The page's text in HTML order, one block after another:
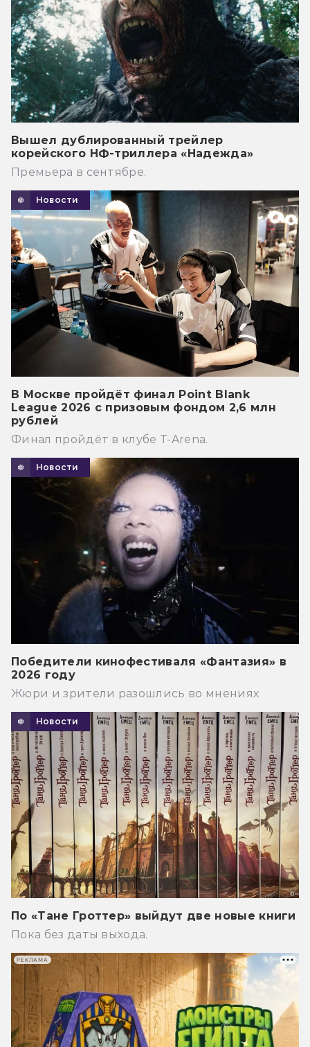
Вышел дублированный трейлер
корейского НФ-триллера «Надежда»
Премьера в сентябре.
Новости
В Москве пройдёт финал Point Blank
League 2026 с призовым фондом 2,6 млн
рублей
Финал пройдёт в клубе T-Arena.
Новости
Победители кинофестиваля «Фантазия» в
2026 году
Жюри и зрители разошлись во мнениях
Новости
По «Тане Гроттер» выйдут две новые книги
Пока без даты выхода.
РЕКЛАМА